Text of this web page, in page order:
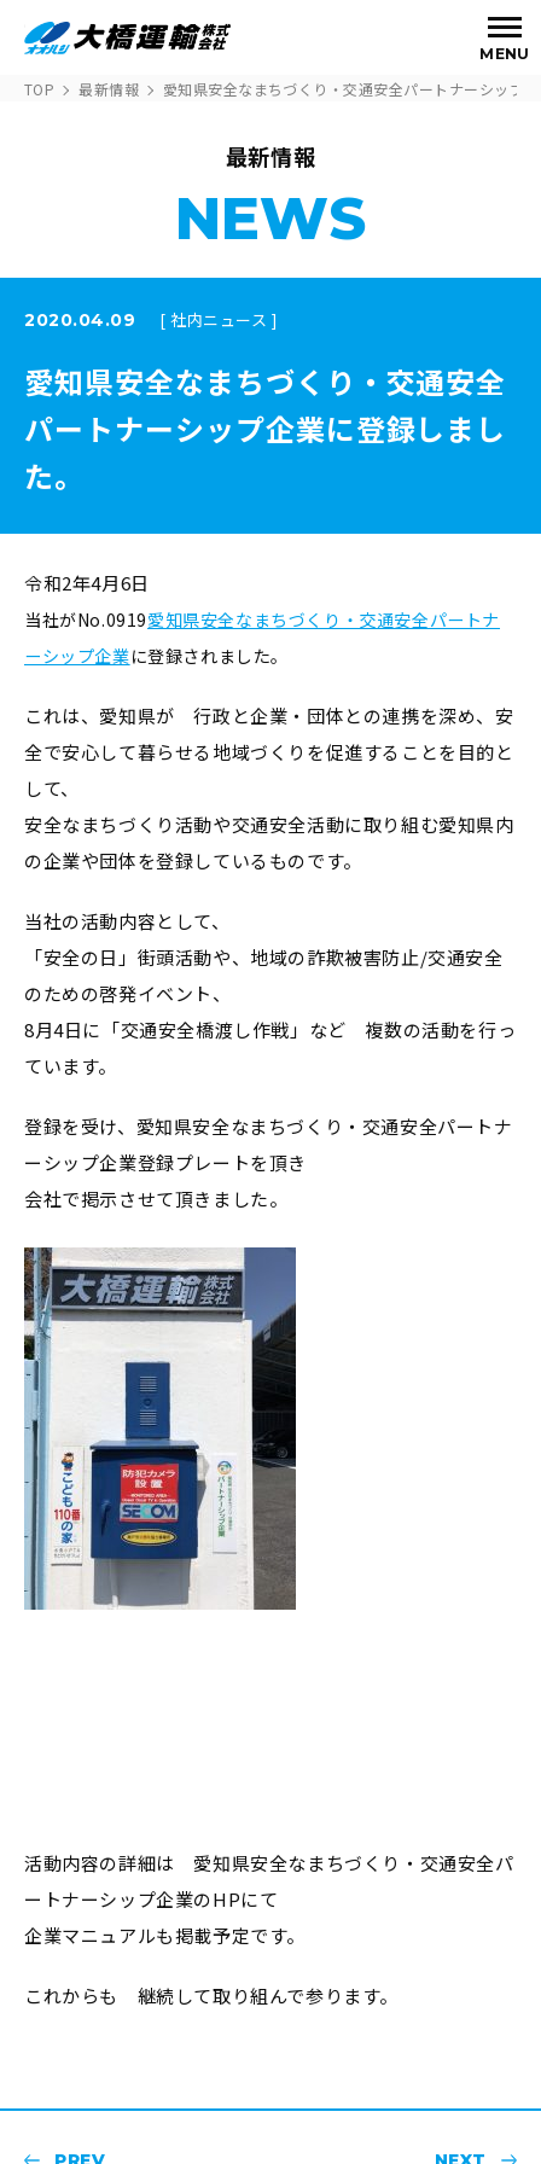
MENU
TOP 最新情報 愛知県安全なまちづくり・交通安全パートナーシップ
最新情報
NEWS
2020.04.09 [ 社内ニュース ]
愛知県安全なまちづくり・交通安全
パートナーシップ企業に登録しまし
た。
令和2年4月6日
当社がNo.0919愛知県安全なまちづくり・交通安全パートナ
ーシップ企業に登録されました。
これは、愛知県が 行政と企業・団体との連携を深め、安
全で安心して暮らせる地域づくりを促進することを目的と
して、
安全なまちづくり活動や交通安全活動に取り組む愛知県内
の企業や団体を登録しているものです。
当社の活動内容として、
「安全の日」街頭活動や、地域の詐欺被害防止/交通安全
のための啓発イベント、
8月4日に「交通安全橋渡し作戦」など 複数の活動を行っ
ています。
登録を受け、愛知県安全なまちづくり・交通安全パートナ
ーシップ企業登録プレートを頂き
会社で掲示させて頂きました。
活動内容の詳細は 愛知県安全なまちづくり・交通安全パ
ートナーシップ企業のHPにて
企業マニュアルも掲載予定です。
これからも 継続して取り組んで参ります。